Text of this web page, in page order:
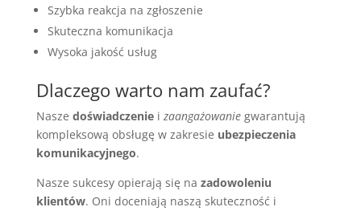
Szybka reakcja na zgłoszenie
Skuteczna komunikacja
Wysoka jakość usług
Dlaczego warto nam zaufać?
Nasze doświadczeniei zaangażowaniegwarantują
kompleksową obsługę w zakresie ubezpieczenia
komunikacyjnego.
Nasze sukcesy opierają się na zadowoleniu
klientów. Oni doceniają naszą skuteczność i